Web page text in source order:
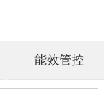
能效管控